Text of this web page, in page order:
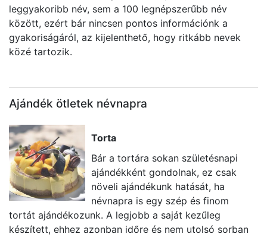
leggyakoribb név, sem a 100 legnépszerűbb név
között, ezért bár nincsen pontos információnk a
gyakoriságáról, az kijelenthető, hogy ritkább nevek
közé tartozik.
Ajándék ötletek névnapra
Torta
Bár a tortára sokan születésnapi
ajándékként gondolnak, ez csak
növeli ajándékunk hatását, ha
névnapra is egy szép és finom
tortát ajándékozunk. A legjobb a saját kezűleg
készített, ehhez azonban időre és nem utolsó sorban